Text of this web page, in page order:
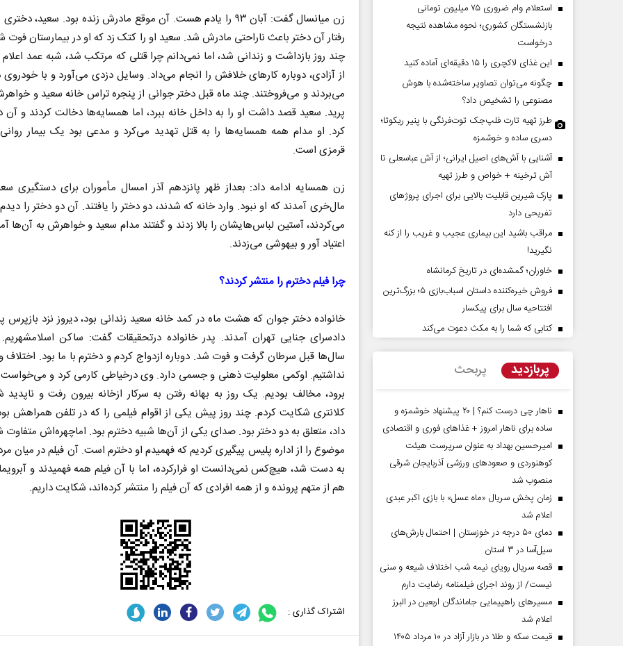
زن میانسال گفت: آبان ۹۳ را یادم هست. آن موقع مادرش زنده بود. سعید،
رفتار آن دختر باعث ناراحتی مادرش شد. سعید او را کتک زد که او در بیمارستان فوت
چند روز بازداشت و زندانی شد، اما نمی‌دانم چرا قتلی که مرتکب شد، شبه عمد
از آزادی، دوباره کار‌های خلافش را انجام می‌داد. وسایل دزدی می‌آورد و با
می‌بردند و می‌فروختند. چند ماه قبل دختر جوانی از پنجره تراس خانه سعید و
پرید. سعید قصد داشت او را به داخل خانه ببرد، اما همسایه‌ها دخالت کردند و آن
کرد. او مدام همه همسایه‌ها را به قتل تهدید می‌کرد و مدعی بود یک بیمار
قرمزی است.
زن همسایه ادامه داد: بعداز ظهر پانزدهم آذر امسال مأموران برای دستگیری
مال‌خری آمدند که او نبود. وارد خانه که شدند، دو دختر را یافتند. آن دو دختر را
می‌کردند، آستین لباس‌هایشان را بالا زدند و گفتند مدام سعید و خواهرش به آن‌ها
اعتیاد آور و بیهوشی می‌زدند.
چرا فیلم دخترم را منتشر کردند؟
خانواده دختر جوان که هشت ماه در کمد خانه سعید زندانی بود، دیروز نزد بازپرس
دادسرای جنایی تهران آمدند. پدر خانواده درتحقیقات گفت: ساکن
سال‌ها قبل سرطان گرفت و فوت شد. دوباره ازدواج کردم و دخترم با ما بود. اختلاف
نداشتیم. اوکمی معلولیت ذهنی و جسمی دارد. وی درخیاطی کارمی کرد و می‌خواست
برود، مخالف بودیم. یک روز به بهانه رفتن به سرکار ازخانه بیرون رفت و ناپدید
کلانتری شکایت کردم. چند روز پیش یکی از اقوام فیلمی را که در تلفن همراهش
داد، متعلق به دو دختر بود. صدای یکی از آن‌ها شبیه دخترم بود. اماچهره‌اش متفاوت
موضوع را از اداره پلیس پیگیری کردیم که فهمیدم او دخترم است. آن فیلم در میان
به دست شد، هیچ‌کس نمی‌دانست او فرارکرده، اما با آن فیلم همه فهمیدند و
هم از متهم پرونده و از همه افرادی که آن فیلم را منتشر کرده‌اند، شکایت داریم.
اشتراک گذاری :
استعلام وام ضروری ۷۵ میلیون تومانی
بازنشستگان کشوری؛ نحوه مشاهده نتیجه
درخواست
این غذای لاکچری را ۱۵ دقیقه‌ای آماده کنید
چگونه می‌توان تصاویر ساخته‌شده با هوش
مصنوعی را تشخیص داد؟
طرز تهیه تارت فلپ‌جک توت‌فرنگی با پنیر ریکوتا؛
دسری ساده و خوشمزه
آشنایی با آش‌های اصیل ایرانی؛ از آش عباسعلی تا
آش ترخینه + خواص و طرز تهیه
پارک شیرین قابلیت‌ بالایی برای اجرای پروژهای
تفریحی دارد
مراقب باشید این بیماری عجیب و غریب را از کنه
نگیرید!
خاوران؛ گمشده‌ای در تاریخ کرمانشاه
فروش خیره‌کننده داستان اسباب‌بازی ۵؛ بزرگ‌ترین
افتتاحیه سال برای پیکسار
کتابی که شما را به مکث دعوت می‌کند
پربازدید پربحث
ناهار چی درست کنم؟ | ۲۰ پیشنهاد خوشمزه و
ساده برای ناهار امروز + غذاهای فوری و اقتصادی
امیرحسین بهداد به عنوان سرپرست هیئت
کوهنوردی و صعودهای ورزشی آذربایجان شرقی
منصوب شد
زمان پخش سریال «ماه عسل» با بازی اکبر عبدی
اعلام شد
دمای ۵۰ درجه در خوزستان | احتمال بارش‌های
سیل‌آسا در ۳ استان
قصه سریال رویای نیمه شب اختلاف شیعه و سنی
نیست/ از روند اجرای فیلمنامه رضایت دارم
مسیر‌های راهپیمایی جاماندگان اربعین در البرز
اعلام شد
قیمت سکه و طلا در بازار آزاد در ۱۰ مرداد ۱۴۰۵
در برابر از باتلاق انرژی تا بن‌بست ترامپ
رضا سپهوند - سخنگوی کمیسیون انرژی مجلس
نرگس خانعلی‌زاده - روزنامه‌نگار
دکتر یدالله جوانی - تحلیلگر
صفحات نخست روزنامه ها‌ی‌سه‌شنبه ۶ مردادماه صفحات نخست روزنامه ها‌ی یکشنبه ۴ مردادماه صفحات نخست روزنامه ها‌ی شنبه ۳ مردادماه